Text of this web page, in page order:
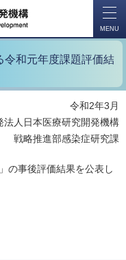
MENU
令和元年度課題評価結
令和2年3月
法人日本医療研究開発機構
戦略推進部感染症研究課
の事後評価結果を公表し